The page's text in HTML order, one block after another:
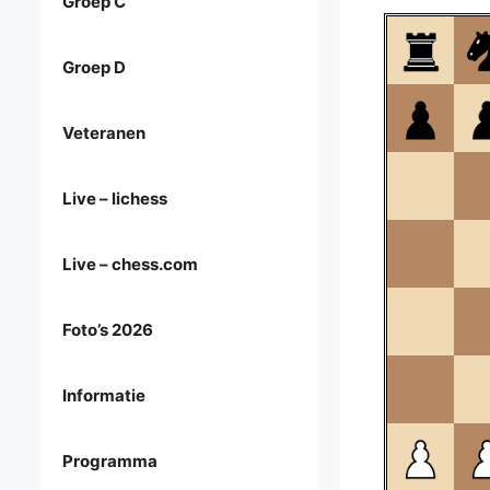
Groep D
Veteranen
Live – lichess
Live – chess.com
Foto’s 2026
Informatie
Programma